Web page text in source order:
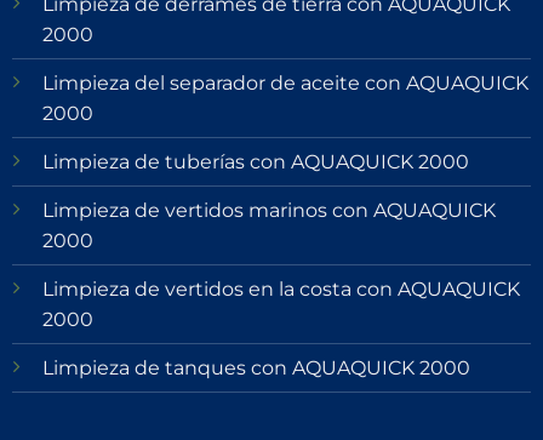
2000
Limpieza del separador de aceite con AQUAQUICK
2000
Limpieza de tuberías con AQUAQUICK 2000
Limpieza de vertidos marinos con AQUAQUICK
2000
Limpieza de vertidos en la costa con AQUAQUICK
2000
Limpieza de tanques con AQUAQUICK 2000